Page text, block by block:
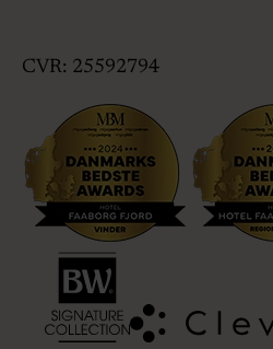
CVR: 25592794